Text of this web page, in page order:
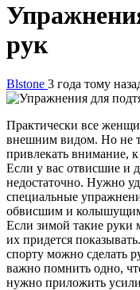
рук
Blstone 3 года тому
Практически все
внешним видом. Но не
привлекать внимание,
Если у вас отвисшие и
недостаточно. Нужно
специальные
обвисшим и
Если зимой такие руки
их придется
спорту можно сделать
важно помнить одно,
нужно приложить